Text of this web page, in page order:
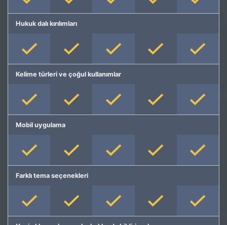
Hukuk dalı kırılımları
Kelime türleri ve çoğul kullanımlar
Mobil uygulama
Farklı tema seçenekleri